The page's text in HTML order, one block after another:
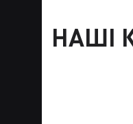
НАШІ